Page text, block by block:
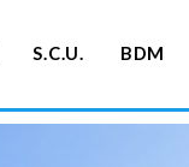
S.C.U. BDM